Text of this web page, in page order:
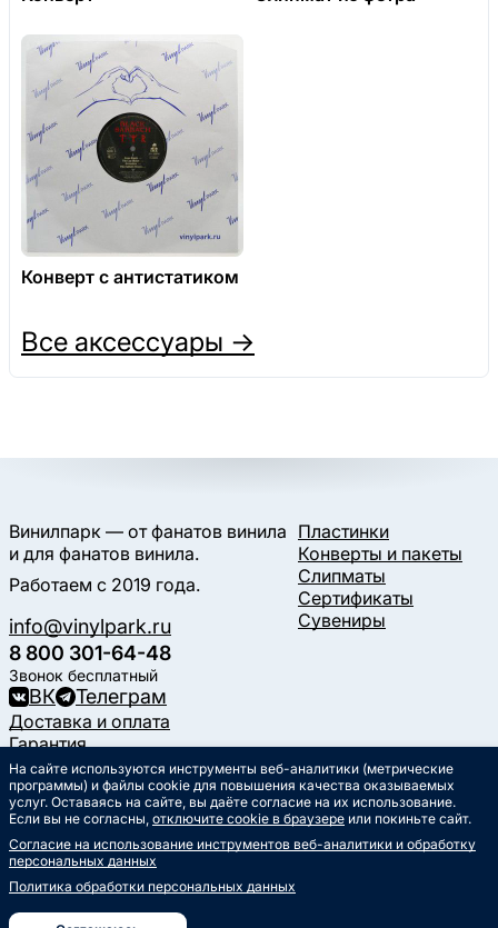
Конверт с антистатиком
Все аксессуары →
Винилпарк — от фанатов винила
и для фанатов винила.
Работаем с 2019 года.
info@vinylpark.ru
8 800 301-64-48
Звонок бесплатный
ВК Телеграм
Пластинки
Конверты и пакеты
Слипматы
Сертификаты
Сувениры
Доставка и оплата
Гарантия
Контакты
Статьи
Музыкальный календарь
Документы
Публичная оферта
Политика обработки
Согласие на обработкуперсональных данных
На сайте используются инструменты веб-аналитики (метрические
программы) и файлы cookie для повышения качества оказываемых
услуг. Оставаясь на сайте, вы даёте согласие на их использование.
Если вы не согласны, отключите cookie в браузере или покиньте сайт.
Согласие на использование инструментов веб-аналитики и обработку
персональных данных
Политика обработки персональных данных